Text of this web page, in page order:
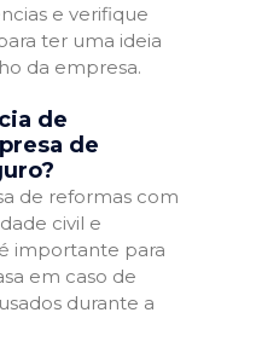
e verifique
ter uma ideia
da empresa.
de
de
de reformas com
civil e
importante para
em caso de
durante a